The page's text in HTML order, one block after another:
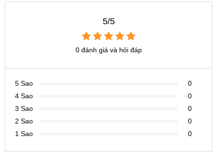
5/5
0 đánh giá và hỏi đáp
5 Sao
0
4 Sao
0
3 Sao
0
2 Sao
0
1 Sao
0